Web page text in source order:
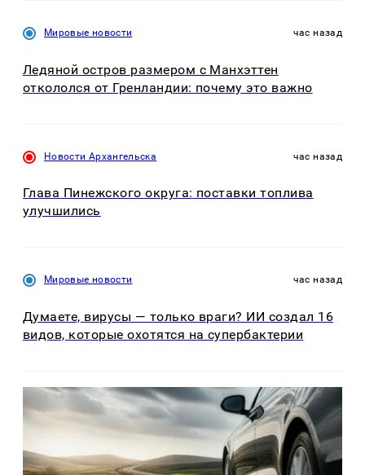
Мировые новости час назад
Ледяной остров размером с Манхэттен
откололся от Гренландии: почему это важно
Новости Архангельска час назад
Глава Пинежского округа: поставки топлива
улучшились
Мировые новости час назад
Думаете, вирусы — только враги? ИИ создал 16
видов, которые охотятся на супербактерии